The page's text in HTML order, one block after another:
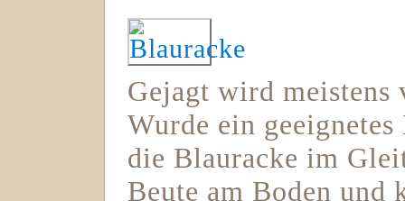
Gejagt wird meistens
Wurde ein
die Blauracke im
Beute am Boden und